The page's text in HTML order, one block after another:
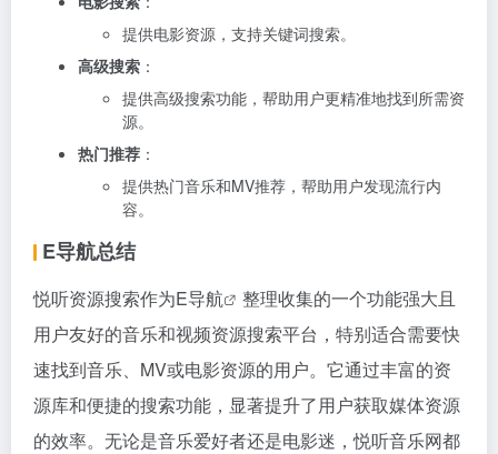
提供电影资源，支持关键词搜索。
高级搜索 ：
提供高级搜索功能，帮助用户更精准地找到所需资
源。
热门推荐 ：
提供热门音乐和MV推荐，帮助用户发现流行内
容。
E导航总结
悦听资源搜索作为E导航
整理收集的一个功能强大且
用户友好的音乐和视频资源搜索平台，特别适合需要快
速找到音乐、MV或电影资源的用户。它通过丰富的资
源库和便捷的搜索功能，显著提升了用户获取媒体资源
的效率。无论是音乐爱好者还是电影迷，悦听音乐网都